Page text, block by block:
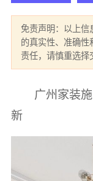
免责声明：以上信
的真实性、准确性
责任，请慎重选择
广州家装
新